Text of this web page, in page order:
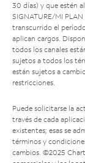
30 días) y que estén
SIGNATURE/MI
transcurrido el
aplican cargos.
todos los canales
sujetos a todos los
están sujetos a
restricciones.
Puede solicitarse la
través de cada
existentes; esas se
términos y
cambios. ©2025